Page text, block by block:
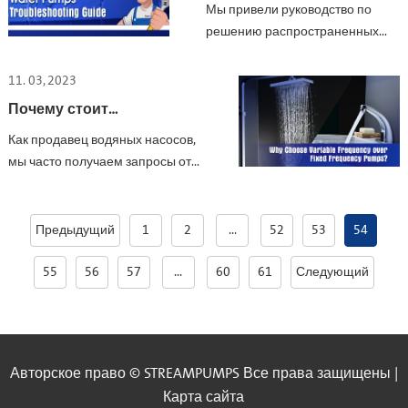
Мы привели руководство по
решению распространенных
чтобы вы могли быстро
определить проблему.
11. 03, 2023
Почему стоит
предпочесть насосы с
Как продавец водяных насосов,
мы часто получаем запросы от
бустерные насосы с
регулируемой скоростью
вращения стали довольно
популярны в некоторых странах
Предыдущий 1 2 ... 52 53 54
55 56 57 ... 60 61 Следующий
Авторское право © STREAMPUMPS Все права защищены |
Карта сайта